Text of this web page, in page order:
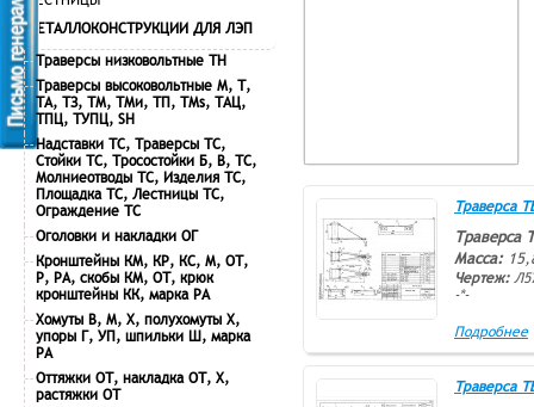
МЕТАЛЛОКОНСТРУКЦИИ ДЛЯ ЛЭП
Траверсы низковольтные ТН
Траверсы высоковольтные М, Т,
ТА, ТЗ, ТМ, ТМи, ТП, ТМs, ТАЦ,
ТПЦ, ТУПЦ, SH
Надставки ТС, Траверсы ТС,
Стойки ТС, Тросостойки Б, В, ТС,
Молниеотводы ТС, Изделия ТС,
Площадка ТС, Лестницы ТС,
Ограждение ТС
Оголовки и накладки ОГ
Кронштейны КМ, КР, КС, М, ОТ,
Р, РА, скобы КМ, ОТ, крюк
кронштейны КК, марка РА
Хомуты В, М, Х, полухомуты Х,
упоры Г, УП, шпильки Ш, марка
РА
Оттяжки ОТ, накладка ОТ, Х,
растяжки ОТ
Траверса
Траверса
Масса:
Чертеж:
-*-
Подробнее
Траверса